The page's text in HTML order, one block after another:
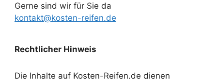
Gerne sind wir für Sie da
kontakt@kosten-reifen.de
Rechtlicher Hinweis
Die Inhalte auf Kosten-Reifen.de dienen